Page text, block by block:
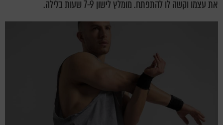
את עצמו וקשה לו להתפתח. מומלץ לישון 7-9 שעות בלילה.